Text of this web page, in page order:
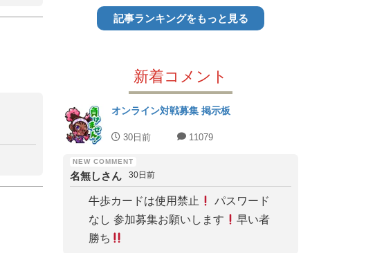
記事ランキングをもっと見る
新着コメント
オンライン対戦募集 掲示板
30日前 11079
名無しさん 30日前
牛歩カードは使用禁止
パスワード
なし 参加募集お願いします
早い者
勝ち